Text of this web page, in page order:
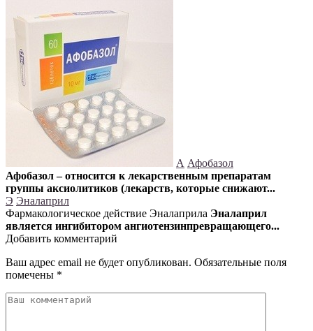
А Афобазол
Афобазол – относится к лекарственным препаратам
группы аксиолитиков (лекарств, которые снижают...
Э Эналаприл
Фармакологическое действие Эналаприла Эналаприл
является ингибитором ангиотензинпревращающего...
Добавить комментарий
Ваш адрес email не будет опубликован. Обязательные поля
помечены *